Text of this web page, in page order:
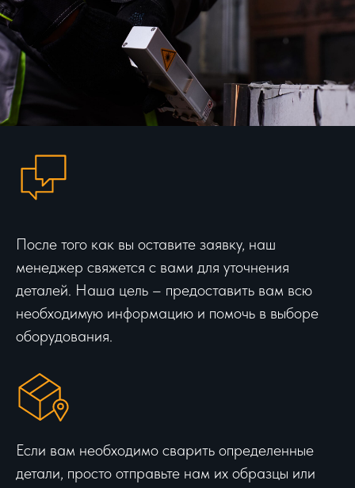
После того как вы оставите заявку, наш
менеджер свяжется с вами для уточнения
деталей. Наша цель – предоставить вам всю
необходимую информацию и помочь в выборе
оборудования.
Если вам необходимо сварить определенные
детали, просто отправьте нам их образцы или